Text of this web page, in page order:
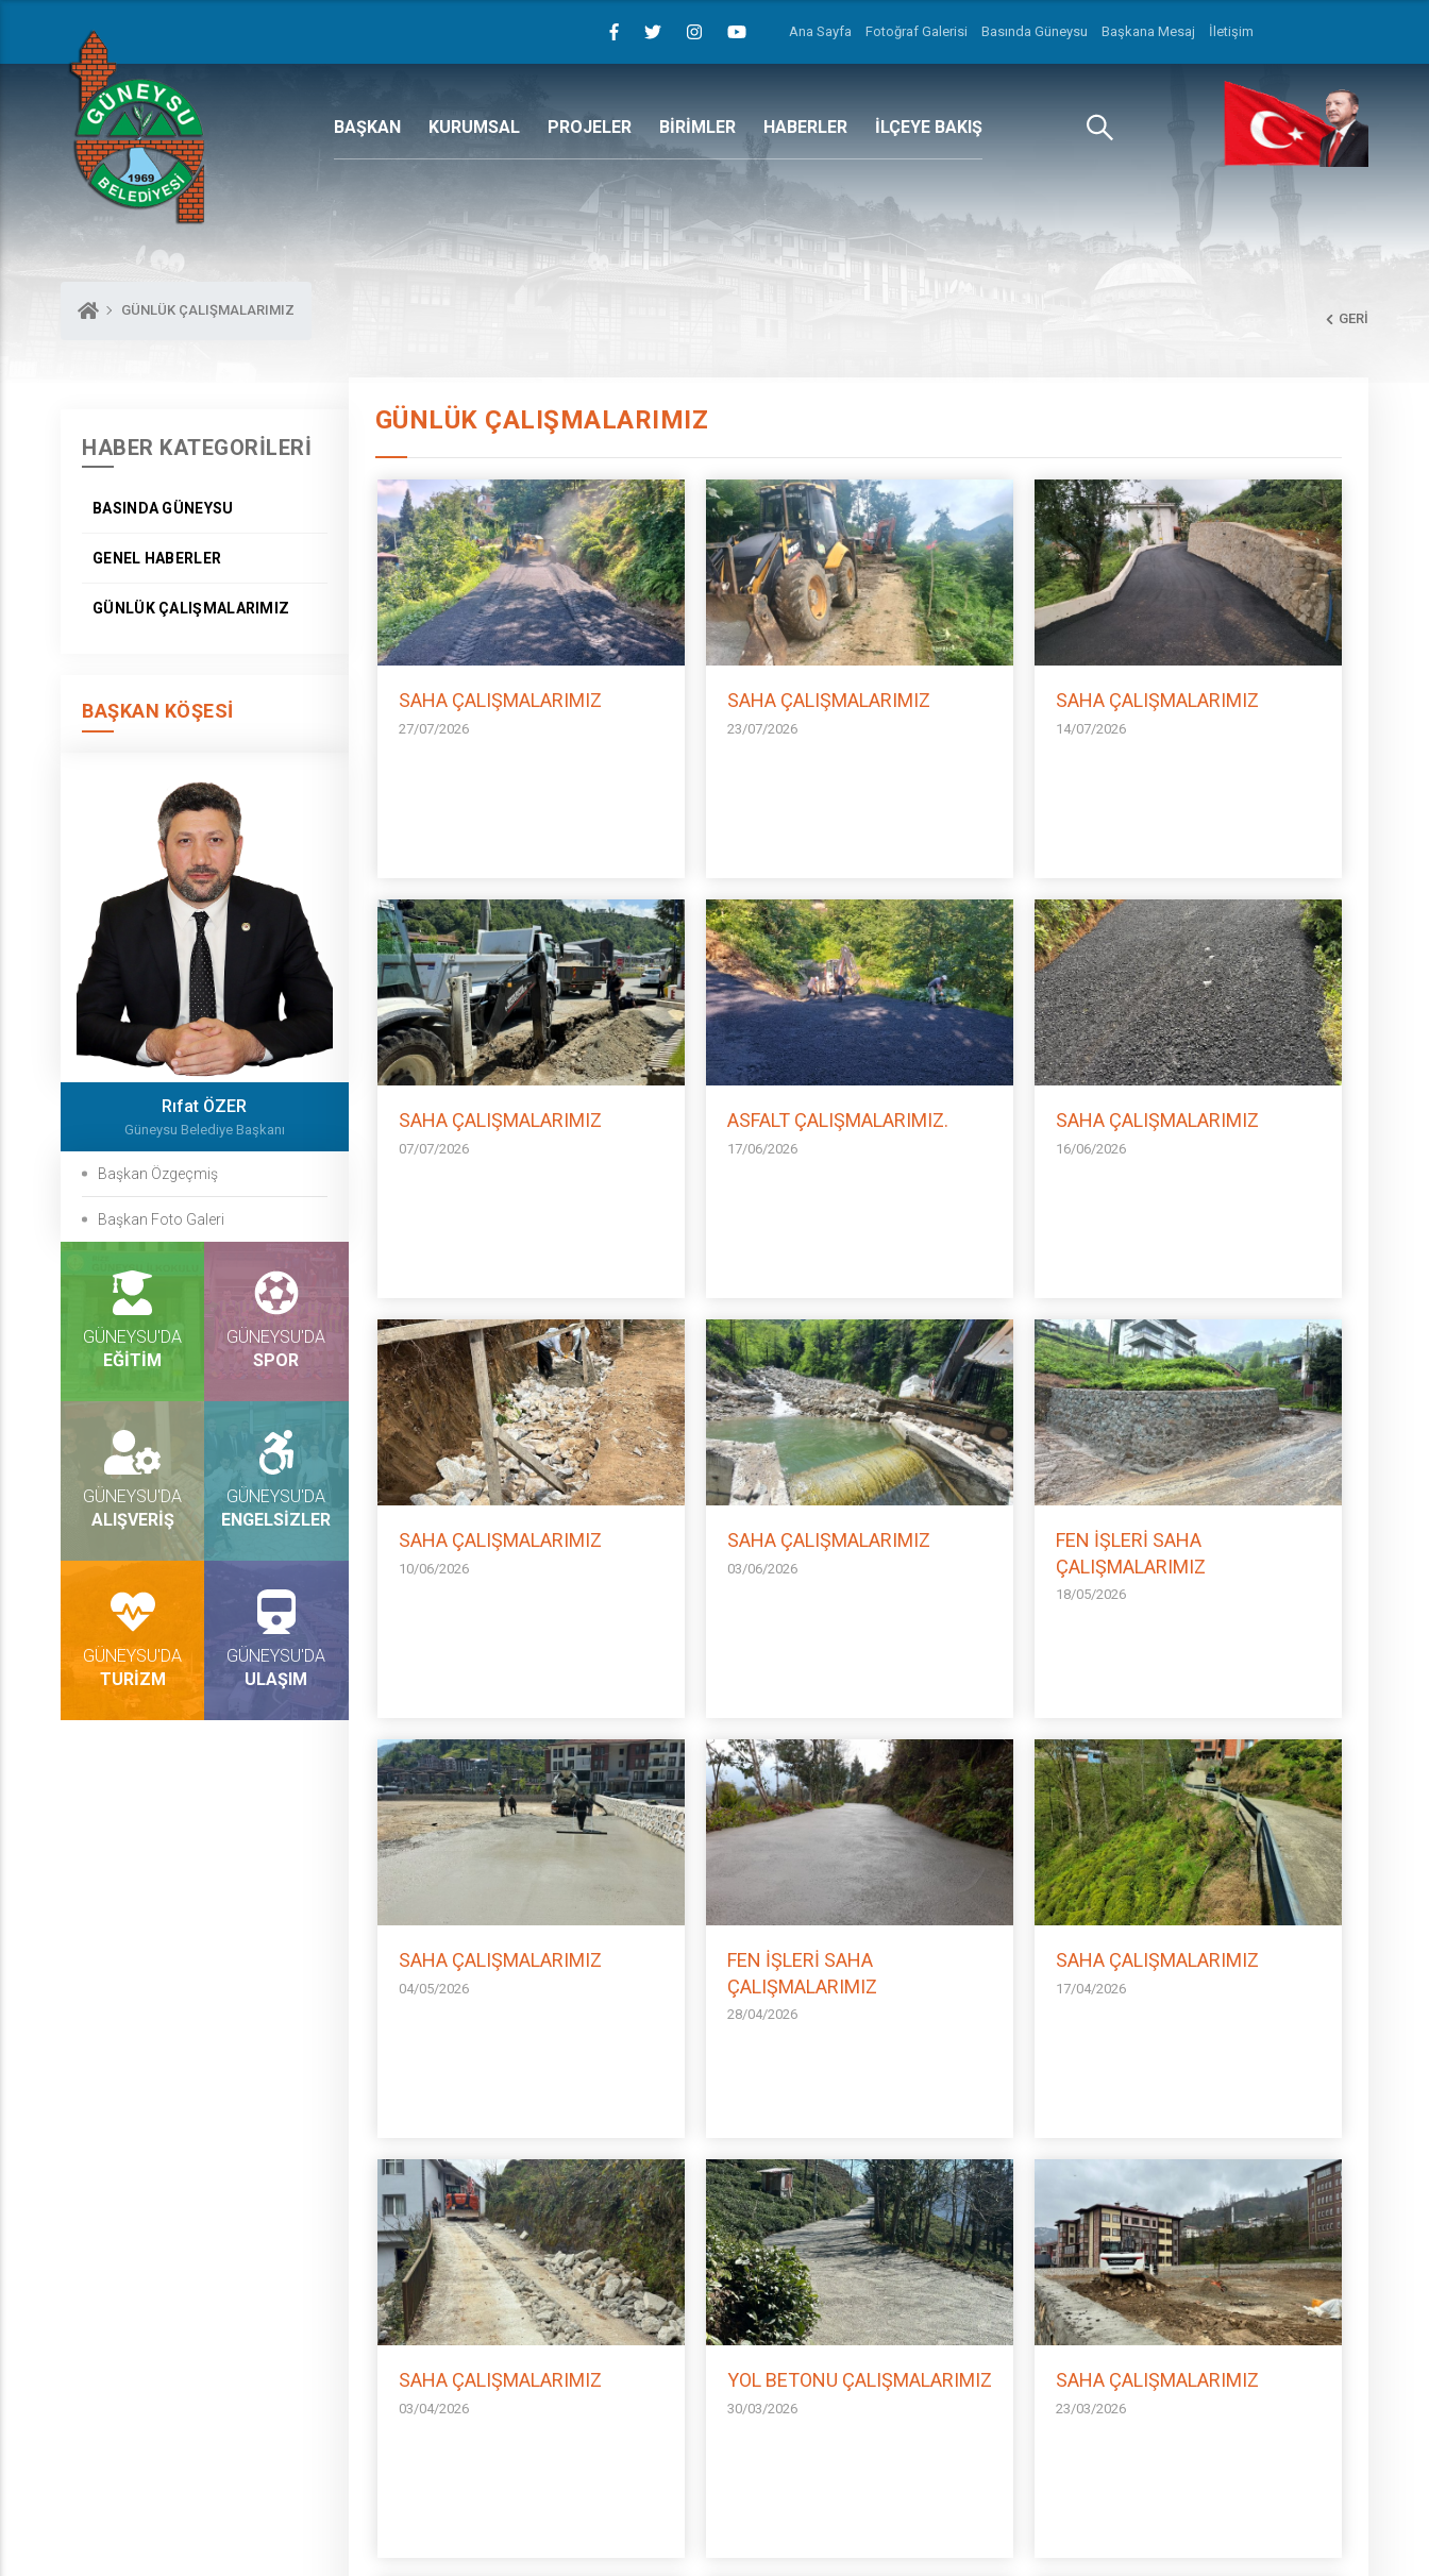
Ana Sayfa Fotoğraf Galerisi Basında Güneysu Başkana Mesaj İletişim
BAŞKAN KURUMSAL PROJELER BİRİMLER HABERLER İLÇEYE BAKIŞ
GÜNLÜK ÇALIŞMALARIMIZ
GERI
HABER KATEGORİLERİ
BASINDA GÜNEYSU
GENEL HABERLER
GÜNLÜK ÇALIŞMALARIMIZ
BAŞKAN KÖŞESI
Rıfat ÖZER
Güneysu Belediye Başkanı
Başkan Özgeçmiş
Başkan Foto Galeri
GÜNEYSU'DA
EĞİTİM
GÜNEYSU'DA
SPOR
GÜNEYSU'DA
ALIŞVERİŞ
GÜNEYSU'DA
ENGELSİZLER
GÜNEYSU'DA
TURİZM
GÜNEYSU'DA
ULAŞIM
GÜNLÜK ÇALIŞMALARIMIZ
SAHA ÇALIŞMALARIMIZ
27/07/2026
SAHA ÇALIŞMALARIMIZ
23/07/2026
SAHA ÇALIŞMALARIMIZ
14/07/2026
SAHA ÇALIŞMALARIMIZ
07/07/2026
ASFALT ÇALIŞMALARIMIZ.
17/06/2026
SAHA ÇALIŞMALARIMIZ
16/06/2026
SAHA ÇALIŞMALARIMIZ
10/06/2026
SAHA ÇALIŞMALARIMIZ
03/06/2026
FEN İŞLERİ SAHA
ÇALIŞMALARIMIZ
18/05/2026
SAHA ÇALIŞMALARIMIZ
04/05/2026
FEN İŞLERİ SAHA
ÇALIŞMALARIMIZ
28/04/2026
SAHA ÇALIŞMALARIMIZ
17/04/2026
SAHA ÇALIŞMALARIMIZ
03/04/2026
YOL BETONU ÇALIŞMALARIMIZ
30/03/2026
SAHA ÇALIŞMALARIMIZ
23/03/2026